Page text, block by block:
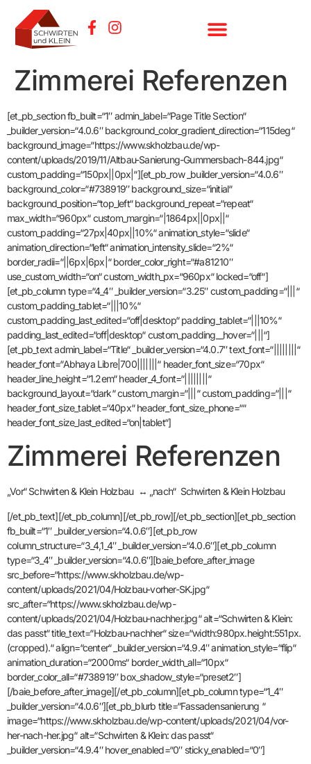
Zimmerei Referenzen
[et_pb_section fb_built=“1″ admin_label=“Page Title Section“
_builder_version=“4.0.6″ background_color_gradient_direction=“115deg“
background_image=“https://www.skholzbau.de/wp-
content/uploads/2019/11/Altbau-Sanierung-Gummersbach-844.jpg“
custom_padding=“150px||0px|“][et_pb_row _builder_version=“4.0.6″
background_color=“#738919″ background_size=“initial“
background_position=“top_left“ background_repeat=“repeat“
max_width=“960px“ custom_margin=“|1864px||0px||“
custom_padding=“27px|40px||10%“ animation_style=“slide“
animation_direction=“left“ animation_intensity_slide=“2%“
border_radii=“||6px|6px|“ border_color_right=“#a81210″
use_custom_width=“on“ custom_width_px=“960px“ locked=“off“]
[et_pb_column type=“4_4″ _builder_version=“3.25″ custom_padding=“|||“
custom_padding_tablet=“|||10%“
custom_padding_last_edited=“off|desktop“ padding_tablet=“|||10%“
padding_last_edited=“off|desktop“ custom_padding__hover=“|||“]
[et_pb_text admin_label=“Title“ _builder_version=“4.0.7″ text_font=“||||||||“
header_font=“Abhaya Libre|700|||||||“ header_font_size=“70px“
header_line_height=“1.2em“ header_4_font=“||||||||“
background_layout=“dark“ custom_margin=“|||“ custom_padding=“|||“
header_font_size_tablet=“40px“ header_font_size_phone=““
header_font_size_last_edited=“on|tablet“]
Zimmerei Referenzen
„Vor“ Schwirten & Klein Holzbau ↔ „nach“ Schwirten & Klein Holzbau
[/et_pb_text][/et_pb_column][/et_pb_row][/et_pb_section][et_pb_section
fb_built=“1″ _builder_version=“4.0.6″][et_pb_row
column_structure=“3_4,1_4″ _builder_version=“4.0.6″][et_pb_column
type=“3_4″ _builder_version=“4.0.6″][baie_before_after_image
src_before=“https://www.skholzbau.de/wp-
content/uploads/2021/04/Holzbau-vorher-SK.jpg“
src_after=“https://www.skholzbau.de/wp-
content/uploads/2021/04/Holzbau-nachher.jpg“ alt=“Schwirten & Klein:
das passt“ title_text=“Holzbau-nachher“ size=“width:980px.height:551px.
(cropped).“ align=“center“ _builder_version=“4.9.4″ animation_style=“flip“
animation_duration=“2000ms“ border_width_all=“10px“
border_color_all=“#738919″ box_shadow_style=“preset2″]
[/baie_before_after_image][/et_pb_column][et_pb_column type=“1_4″
_builder_version=“4.0.6″][et_pb_blurb title=“Fassadensanierung “
image=“https://www.skholzbau.de/wp-content/uploads/2021/04/vor-
her-nach-her.jpg“ alt=“Schwirten & Klein: das passt“
_builder_version=“4.9.4″ hover_enabled=“0″ sticky_enabled=“0″]